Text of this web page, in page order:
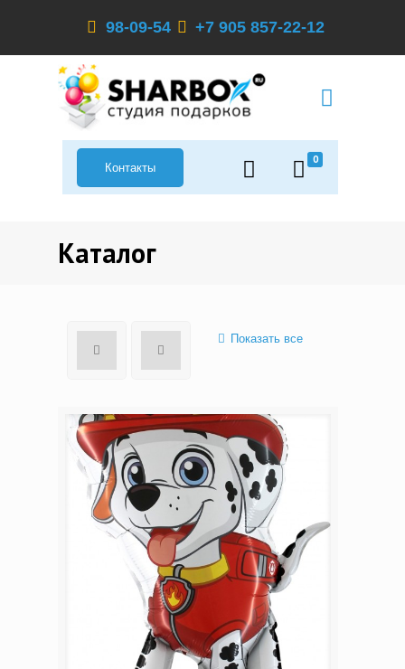
98-09-54 +7 905 857-22-12
0
Контакты
Каталог
Показать все